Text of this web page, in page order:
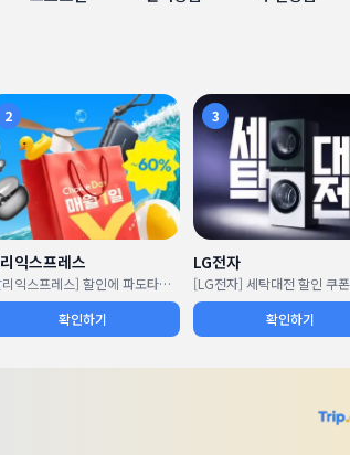
2
익스프레스
[알리익스프레스] 할인에 파도타기 프로모션
확인하기
3
LG전자
[LG전자] 세탁대전 할인 쿠폰
확인하기